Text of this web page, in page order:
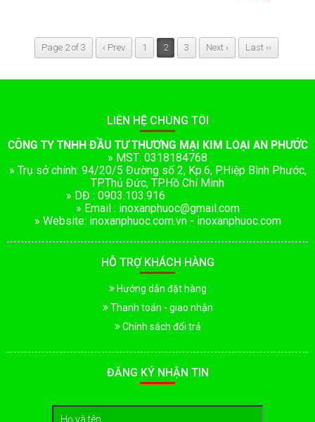
Page 2 of 3 ‹ Prev 1 2 3 Next › Last ››
LIÊN HỆ CHÚNG TÔI
CÔNG TY TNHH ĐẦU TƯ THƯƠNG MẠI KIM LOẠI AN PHƯỚC
» MST: 0318184768
» Trụ sở chính: 94/20/5 Đường số 2, Kp.6, P.Hiệp Bình Phước,
TP.Thủ Đức, TP.Hồ Chí Minh
» DĐ : 0903.103.916
» Email : inoxanphuoc@gmail.com
» Website: inoxanphuoc.com.vn - inoxanphuoc.com
HỖ TRỢ KHÁCH HÀNG
Hướng dẫn đặt hàng
Thanh toán - giao nhận
Chính sách đổi trả
ĐĂNG KÝ NHẬN TIN